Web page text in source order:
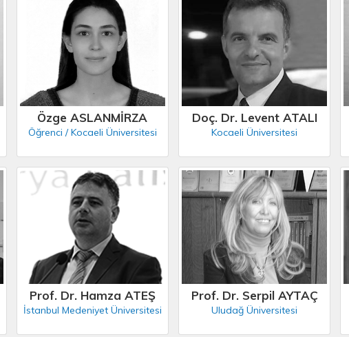
Özge ASLANMİRZA
Öğrenci / Kocaeli Üniversitesi
Doç. Dr. Levent ATALI
Kocaeli Üniversitesi
Prof. Dr. Hamza ATEŞ
İstanbul Medeniyet Üniversitesi
Prof. Dr. Serpil AYTAÇ
Uludağ Üniversitesi